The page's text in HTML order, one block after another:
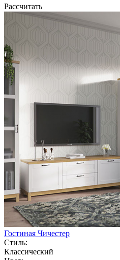
Рассчитать
Гостиная Чичестер
Стиль:
Классический